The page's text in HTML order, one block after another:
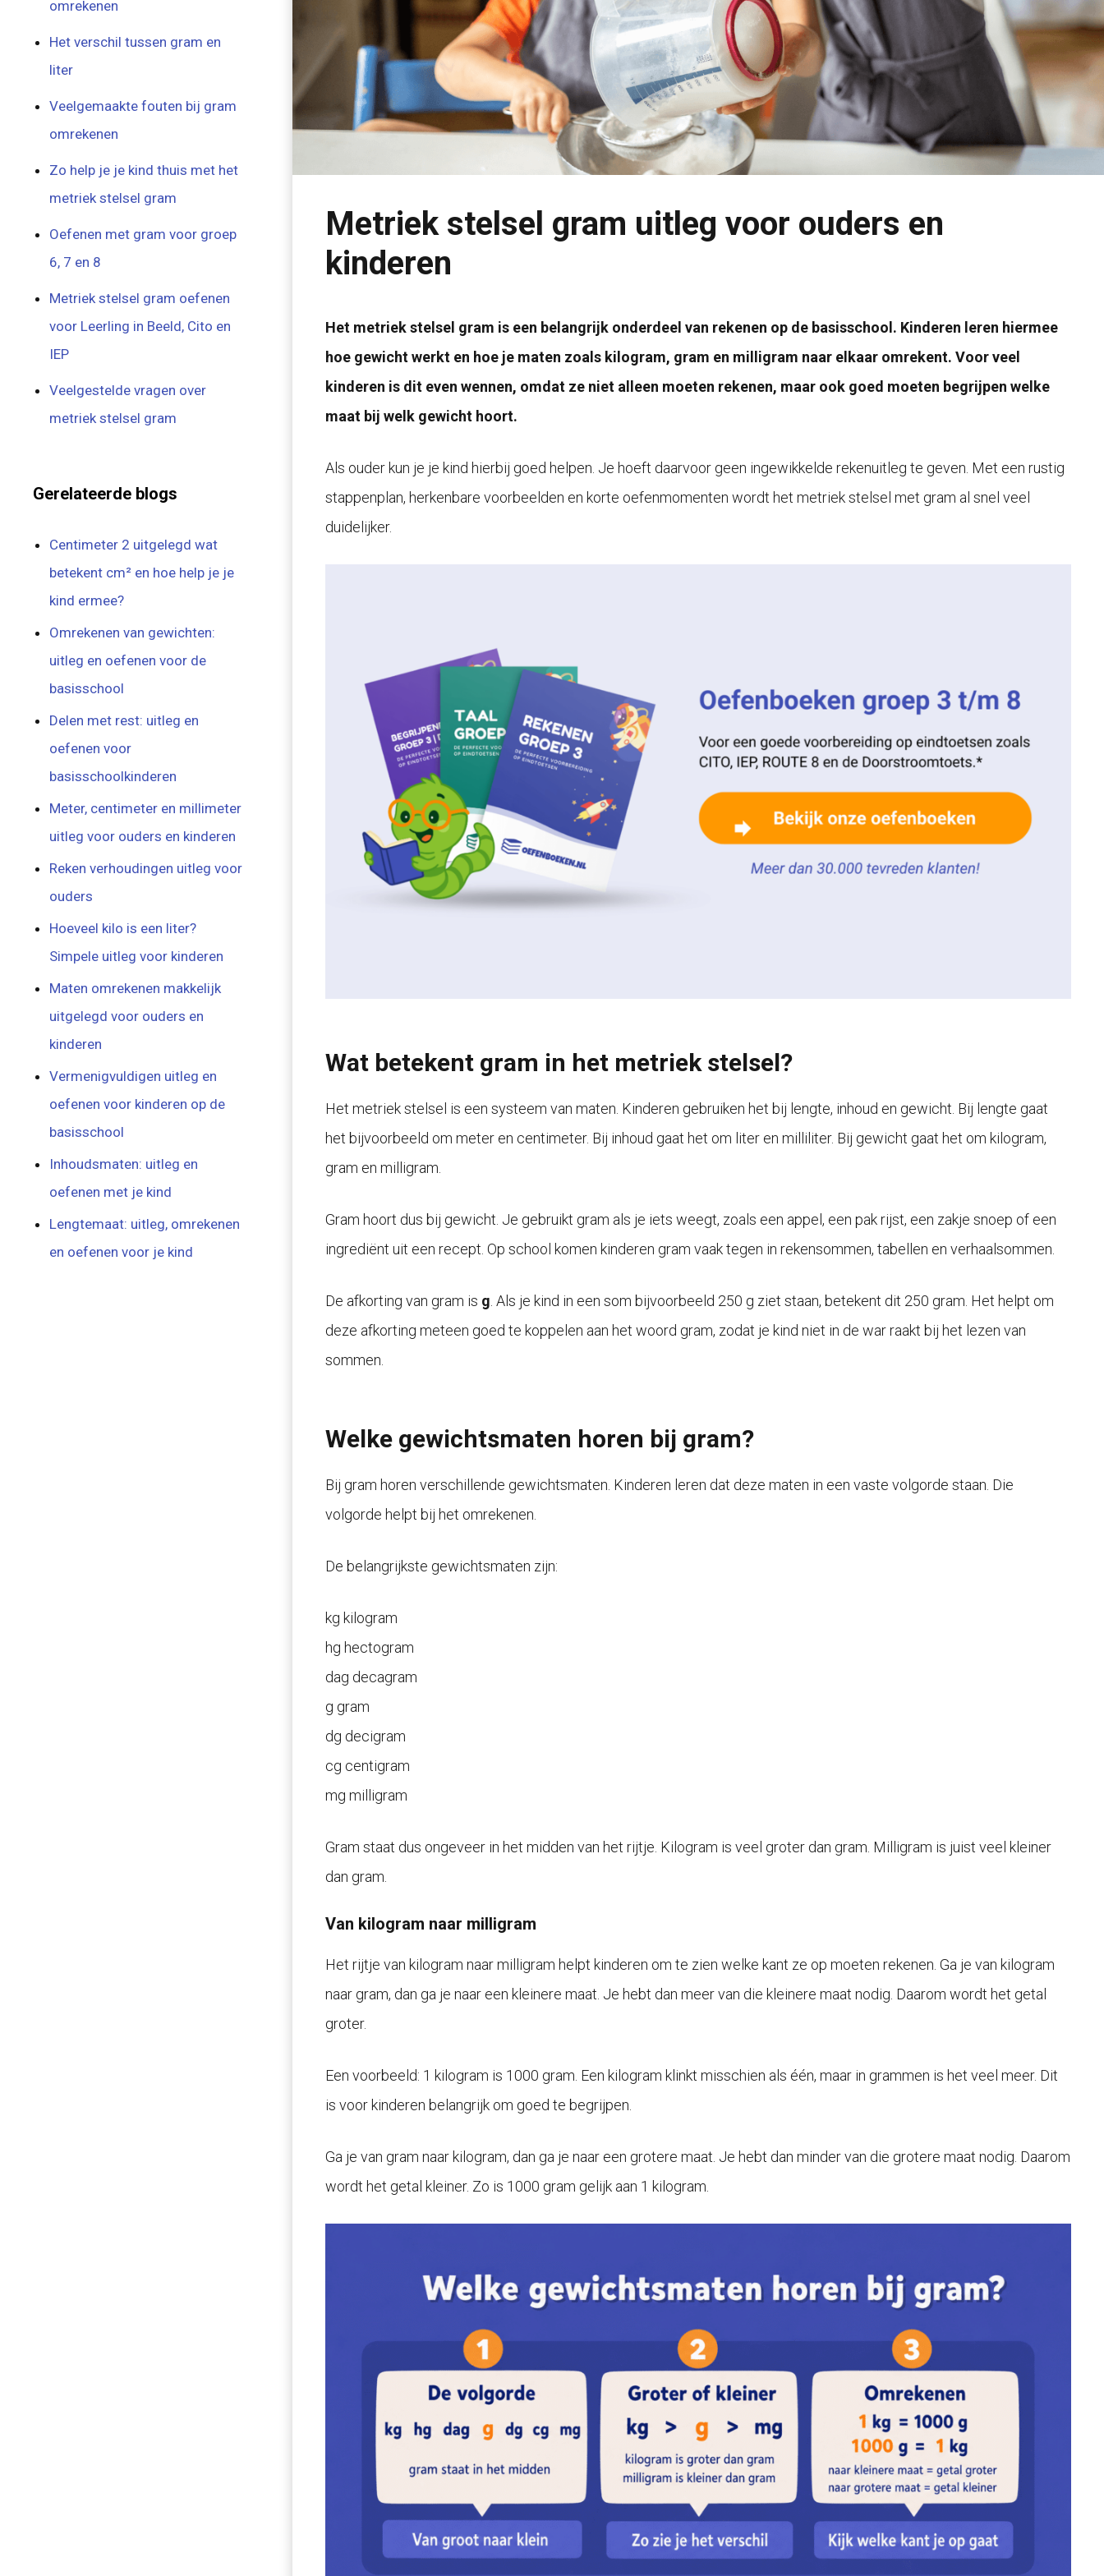
Metriek stelsel gram uitleg voor ouders en
kinderen
Het metriek stelsel gram is een belangrijk onderdeel van rekenen op de basisschool. Kinderen leren hiermee
hoe gewicht werkt en hoe je maten zoals kilogram, gram en milligram naar elkaar omrekent. Voor veel
kinderen is dit even wennen, omdat ze niet alleen moeten rekenen, maar ook goed moeten begrijpen welke
maat bij welk gewicht hoort.
Als ouder kun je je kind hierbij goed helpen. Je hoeft daarvoor geen ingewikkelde rekenuitleg te geven. Met een rustig
stappenplan, herkenbare voorbeelden en korte oefenmomenten wordt het metriek stelsel met gram al snel veel
duidelijker.
Wat betekent gram in het metriek stelsel?
Het metriek stelsel is een systeem van maten. Kinderen gebruiken het bij lengte, inhoud en gewicht. Bij lengte gaat
het bijvoorbeeld om meter en centimeter. Bij inhoud gaat het om liter en milliliter. Bij gewicht gaat het om kilogram,
gram en milligram.
Gram hoort dus bij gewicht. Je gebruikt gram als je iets weegt, zoals een appel, een pak rijst, een zakje snoep of een
ingrediënt uit een recept. Op school komen kinderen gram vaak tegen in rekensommen, tabellen en verhaalsommen.
De afkorting van gram is g . Als je kind in een som bijvoorbeeld 250 g ziet staan, betekent dit 250 gram. Het helpt om
deze afkorting meteen goed te koppelen aan het woord gram, zodat je kind niet in de war raakt bij het lezen van
sommen.
Welke gewichtsmaten horen bij gram?
Bij gram horen verschillende gewichtsmaten. Kinderen leren dat deze maten in een vaste volgorde staan. Die
volgorde helpt bij het omrekenen.
De belangrijkste gewichtsmaten zijn:
kg kilogram
hg hectogram
dag decagram
g gram
dg decigram
cg centigram
mg milligram
Gram staat dus ongeveer in het midden van het rijtje. Kilogram is veel groter dan gram. Milligram is juist veel kleiner
dan gram.
Van kilogram naar milligram
Het rijtje van kilogram naar milligram helpt kinderen om te zien welke kant ze op moeten rekenen. Ga je van kilogram
naar gram, dan ga je naar een kleinere maat. Je hebt dan meer van die kleinere maat nodig. Daarom wordt het getal
groter.
Een voorbeeld: 1 kilogram is 1000 gram. Een kilogram klinkt misschien als één, maar in grammen is het veel meer. Dit
is voor kinderen belangrijk om goed te begrijpen.
Ga je van gram naar kilogram, dan ga je naar een grotere maat. Je hebt dan minder van die grotere maat nodig. Daarom
wordt het getal kleiner. Zo is 1000 gram gelijk aan 1 kilogram.
omrekenen
Het verschil tussen gram en
liter
Veelgemaakte fouten bij gram
omrekenen
Zo help je je kind thuis met het
metriek stelsel gram
Oefenen met gram voor groep
6, 7 en 8
Metriek stelsel gram oefenen
voor Leerling in Beeld, Cito en
IEP
Veelgestelde vragen over
metriek stelsel gram
Gerelateerde blogs
Centimeter 2 uitgelegd wat
betekent cm² en hoe help je je
kind ermee?
Omrekenen van gewichten:
uitleg en oefenen voor de
basisschool
Delen met rest: uitleg en
oefenen voor
basisschoolkinderen
Meter, centimeter en millimeter
uitleg voor ouders en kinderen
Reken verhoudingen uitleg voor
ouders
Hoeveel kilo is een liter?
Simpele uitleg voor kinderen
Maten omrekenen makkelijk
uitgelegd voor ouders en
kinderen
Vermenigvuldigen uitleg en
oefenen voor kinderen op de
basisschool
Inhoudsmaten: uitleg en
oefenen met je kind
Lengtemaat: uitleg, omrekenen
en oefenen voor je kind